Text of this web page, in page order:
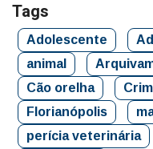
Tags
Adolescente
animal
Cão orelha
Florianópolis
perícia veterinária